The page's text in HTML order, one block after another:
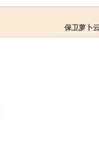
保卫萝卜